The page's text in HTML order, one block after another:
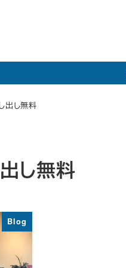
出し無料
し無料
Blog